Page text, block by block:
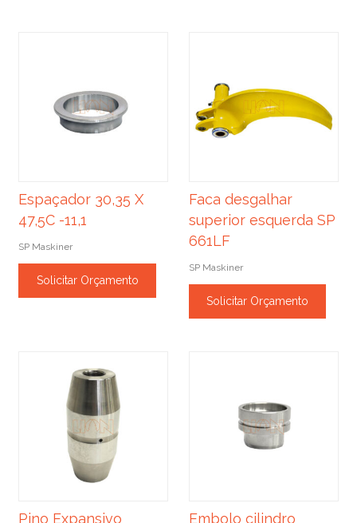
Espaçador 30,35 X
47,5C -11,1
SP Maskiner
Solicitar Orçamento
Faca desgalhar
superior esquerda SP
661LF
SP Maskiner
Solicitar Orçamento
Pino Expansivo Embolo cilindro